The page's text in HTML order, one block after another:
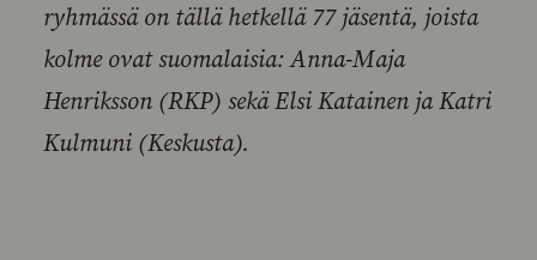
ryhmässä on tällä hetkellä 77 jäsentä, joista
kolme ovat suomalaisia: Anna-Maja
Henriksson (RKP) sekä Elsi Katainen ja Katri
Kulmuni (Keskusta).